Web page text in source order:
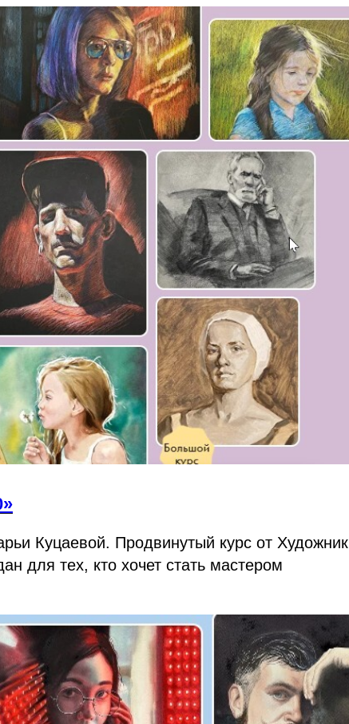
Куцаевой. Продвинутый курс от Художник
для тех, кто хочет стать мастером